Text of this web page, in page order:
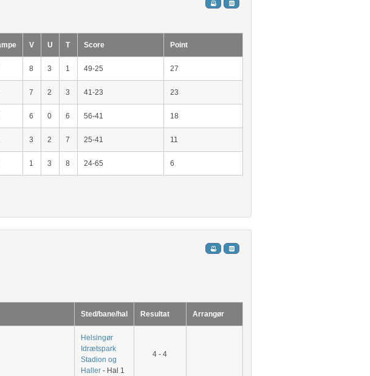
V U T Score Point
8 3 1 49-25 27
7 2 3 41-23 23
6 0 6 56-41 18
3 2 7 25-41 11
1 3 8 24-65 6
Sted/bane/hal Resultat Arrangør
Helsingør
Idrætspark
Stadion og
Haller- Hal 1
4 - 4